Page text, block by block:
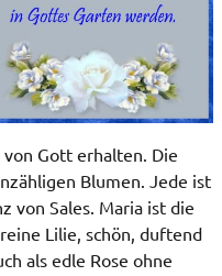
von Gott erhalten. Die
Blumen. Jede ist
von Sales. Maria ist die
Lilie, schön, duftend
als edle Rose ohne